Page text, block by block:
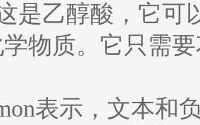
是乙醇酸，它可
物质。它只需
表示，文本和